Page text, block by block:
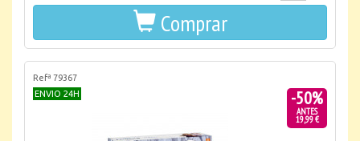
Comprar
Refª 79367
ENVIO 24H
-50%
ANTES
19,99 €